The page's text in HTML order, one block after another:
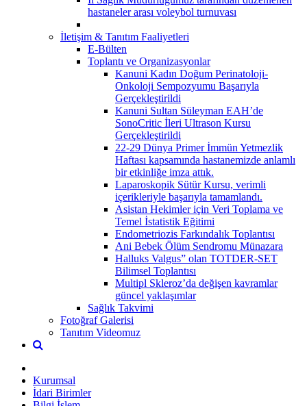
hastaneler arası voleybol turnuvası
İletişim & Tanıtım Faaliyetleri
E-Bülten
Toplantı ve Organizasyonlar
Kanuni Kadın Doğum Perinatoloji-
Onkoloji Sempozyumu Başarıyla
Gerçekleştirildi
Kanuni Sultan Süleyman EAH’de
SonoCritic İleri Ultrason Kursu
Gerçekleştirildi
22-29 Dünya Primer İmmün Yetmezlik
Haftası kapsamında hastanemizde anlamlı
bir etkinliğe imza attık.
Laparoskopik Sütür Kursu, verimli
içerikleriyle başarıyla tamamlandı.
Asistan Hekimler için Veri Toplama ve
Temel İstatistik Eğitimi
Endometriozis Farkındalık Toplantısı
Ani Bebek Ölüm Sendromu Münazara
Halluks Valgus” olan TOTDER-SET
Bilimsel Toplantısı
Multipl Skleroz’da değişen kavramlar
güncel yaklaşımlar
Sağlık Takvimi
Fotoğraf Galerisi
Tanıtım Videomuz
Kurumsal
İdari Birimler